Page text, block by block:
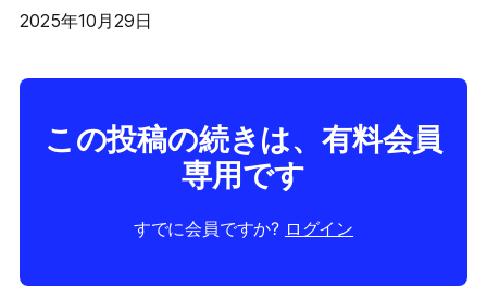
2025年10月29日
この投稿の続きは、有料会員
専用です
すでに会員ですか? ログイン